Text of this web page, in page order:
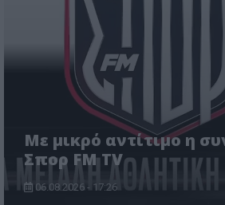
Με μικρό αντίτιμο η
Σπορ FM TV
06.08.2026 - 17:26